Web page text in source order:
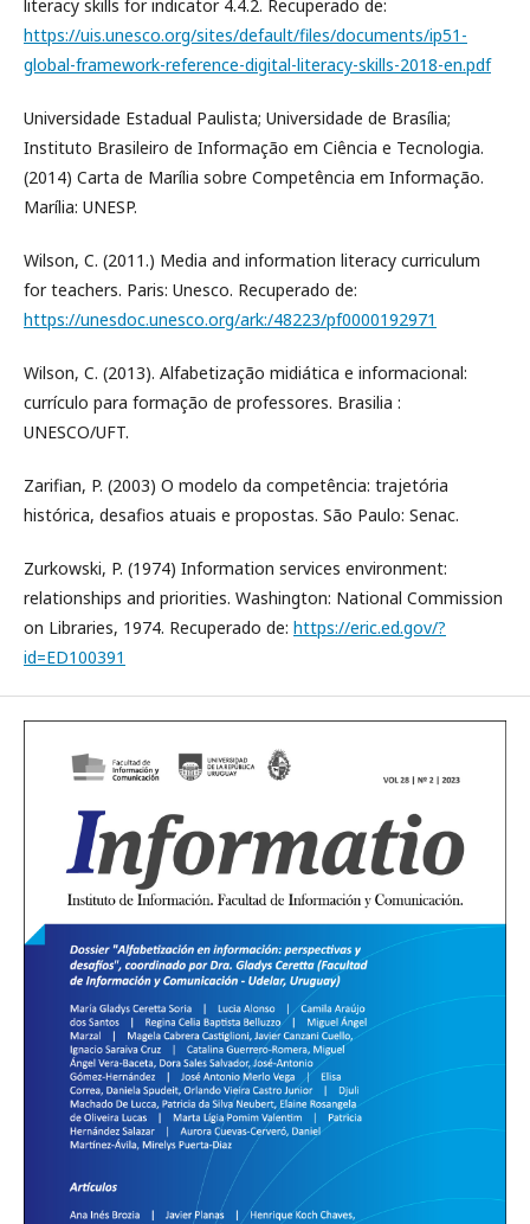
literacy skills for indicator 4.4.2. Recuperado de:
https://uis.unesco.org/sites/default/files/documents/ip51-
global-framework-reference-digital-literacy-skills-2018-en.pdf
Universidade Estadual Paulista; Universidade de Brasília;
Instituto Brasileiro de Informação em Ciência e Tecnologia.
(2014) Carta de Marília sobre Competência em Informação.
Marília: UNESP.
Wilson, C. (2011.) Media and information literacy curriculum
for teachers. Paris: Unesco. Recuperado de:
https://unesdoc.unesco.org/ark:/48223/pf0000192971
Wilson, C. (2013). Alfabetização midiática e informacional:
currículo para formação de professores. Brasilia :
UNESCO/UFT.
Zarifian, P. (2003) O modelo da competência: trajetória
histórica, desafios atuais e propostas. São Paulo: Senac.
Zurkowski, P. (1974) Information services environment:
relationships and priorities. Washington: National Commission
on Libraries, 1974. Recuperado de: https://eric.ed.gov/?
id=ED100391